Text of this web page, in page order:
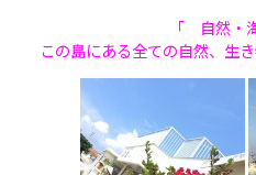
「 自然・
この島にある全ての自然、生